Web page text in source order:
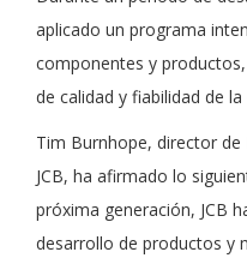
aplicado un programa
componentes y
de calidad y fiabilidad de
Tim Burnhope, director
JCB, ha afirmado lo
próxima generación, JCB
desarrollo de productos y